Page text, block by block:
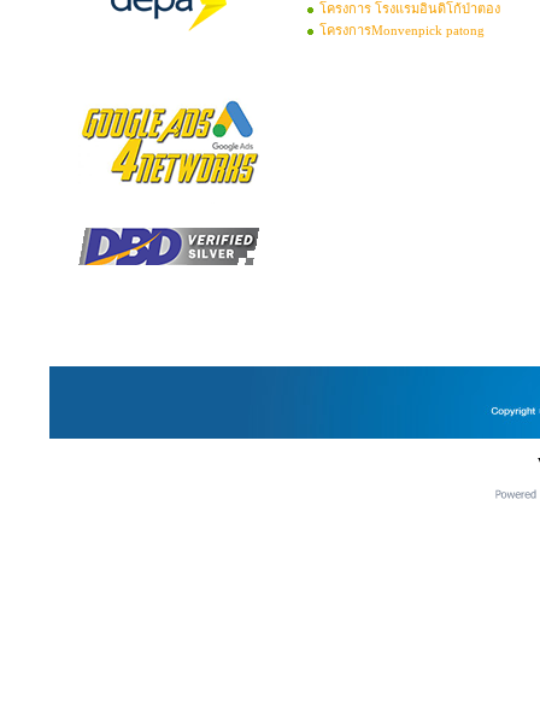
โครงการ โรงแรมอินดิโก้ป่าตอง
โครงการMonvenpick patong